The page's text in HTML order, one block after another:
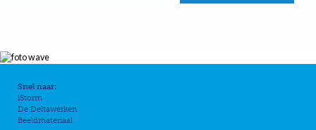
Snel naar:
iStorm
De Deltawerken
Beeldmateriaal